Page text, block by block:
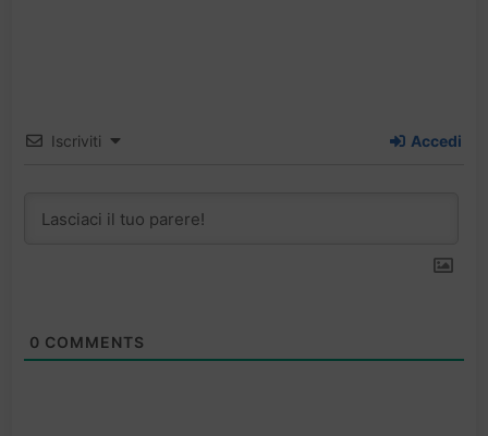
Iscriviti Accedi
0 COMMENTS